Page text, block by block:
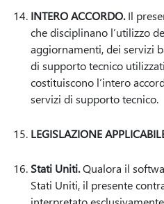
INTERO ACCORDO.Il
che disciplinano l’utilizzo
aggiornamenti, dei servizi
di supporto tecnico
costituiscono l’intero
servizi di supporto tecnico.
LEGISLAZIONE
Stati Uniti.Qualora il
Stati Uniti, il presente